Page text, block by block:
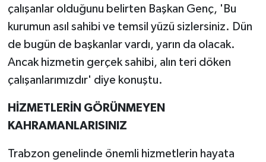
çalışanlar olduğunu belirten Başkan Genç, 'Bu
kurumun asıl sahibi ve temsil yüzü sizlersiniz. Dün
de bugün de başkanlar vardı, yarın da olacak.
Ancak hizmetin gerçek sahibi, alın teri döken
çalışanlarımızdır' diye konuştu.
HİZMETLERİN GÖRÜNMEYEN
KAHRAMANLARISINIZ
Trabzon genelinde önemli hizmetlerin hayata